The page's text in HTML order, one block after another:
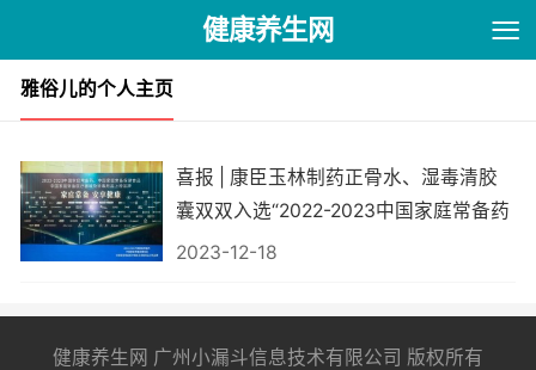
健康养生网
雅俗儿的个人主页
喜报 | 康臣玉林制药正骨水、湿毒清胶
囊双双入选“2022-2023中国家庭常备药
上榜品牌”
2023-12-18
健康养生网 广州小漏斗信息技术有限公司 版权所有